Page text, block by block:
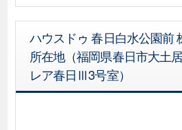
ハウスドゥ 春日白水公園前
所在地（福岡県春日市大土
レア春日Ⅲ3号室）